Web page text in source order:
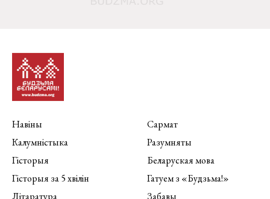
Навіны
Калумністыка
Гісторыя
Гісторыя за 5 хвілін
Сармат
Разумняты
Беларуская мова
Гатуем з «Будзьма!»